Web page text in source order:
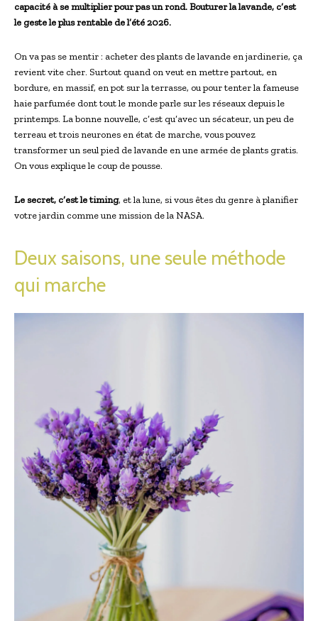
capacité à se multiplier pour pas un rond. Bouturer la lavande, c’est
le geste le plus rentable de l’été 2026.
On va pas se mentir : acheter des plants de lavande en jardinerie, ça
revient vite cher. Surtout quand on veut en mettre partout, en
bordure, en massif, en pot sur la terrasse, ou pour tenter la fameuse
haie parfumée dont tout le monde parle sur les réseaux depuis le
printemps. La bonne nouvelle, c’est qu’avec un sécateur, un peu de
terreau et trois neurones en état de marche, vous pouvez
transformer un seul pied de lavande en une armée de plants gratis.
On vous explique le coup de pousse.
Le secret, c’est le timing, et la lune, si vous êtes du genre à planifier
votre jardin comme une mission de la NASA.
Deux saisons, une seule méthode
qui marche